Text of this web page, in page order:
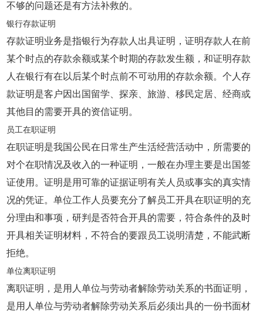
不够的问题还是有方法补救的。
银行存款证明
存款证明业务是指银行为存款人出具证明，证明存款人在前
某个时点的存款余额或某个时期的存款发生额，和证明存款
人在银行有在以后某个时点前不可动用的存款余额。个人存
款证明是客户因出国留学、探亲、旅游、移民定居、经商或
其他目的需要开具的资信证明。
员工在职证明
在职证明是我国公民在日常生产生活经营活动中，所需要的
对个在职情况及收入的一种证明，一般在办理主要是出国签
证使用。证明是用可靠的证据证明有关人员或事实的真实情
况的凭证。单位工作人员要充分了解员工开具在职证明的充
分理由和事项，研判是否符合开具的需要，符合条件的及时
开具相关证明材料，不符合的要跟员工说明清楚，不能武断
拒绝。
单位离职证明
离职证明，是用人单位与劳动者解除劳动关系的书面证明，
是用人单位与劳动者解除劳动关系后必须出具的一份书面材